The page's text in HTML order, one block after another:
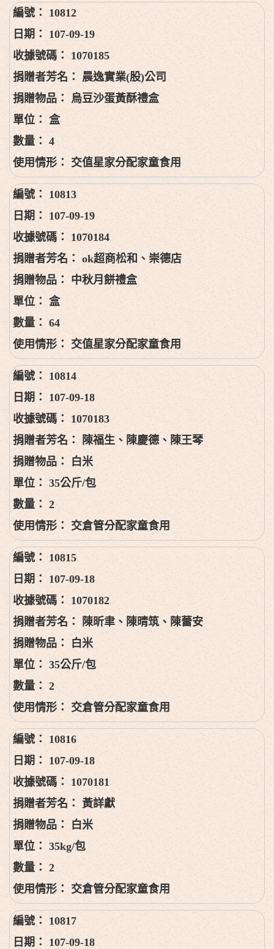
10812
107-09-19
1070185
晨逸實業(股)公司
烏豆沙蛋黃酥禮盒
盒
4
交值星家分配家童食用
10813
107-09-19
1070184
ok超商松和、崇德店
中秋月餅禮盒
盒
64
交值星家分配家童食用
10814
107-09-18
1070183
陳福生、陳慶德、陳王琴
白米
35公斤/包
2
交倉管分配家童食用
10815
107-09-18
1070182
陳昕聿、陳晴筑、陳蕾安
白米
35公斤/包
2
交倉管分配家童食用
10816
107-09-18
1070181
黃詳獻
白米
35kg/包
2
交倉管分配家童食用
10817
107-09-18